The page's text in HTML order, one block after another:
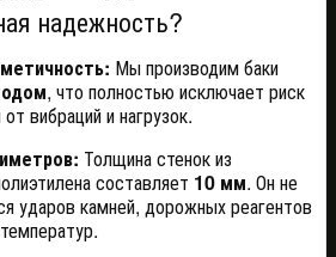
надежность?
Мы производим баки
, что полностью исключает риск
вибраций и нагрузок.
Толщина стенок из
составляет 10 мм. Он не
ударов камней, дорожных реагентов